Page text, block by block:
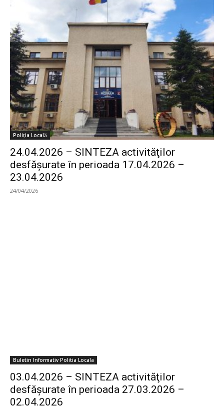
Poliția Locală
24.04.2026 – SINTEZA activităţilor
desfăşurate în perioada 17.04.2026 –
23.04.2026
24/04/2026
Buletin Informativ Politia Locala
03.04.2026 – SINTEZA activităţilor
desfăşurate în perioada 27.03.2026 –
02.04.2026